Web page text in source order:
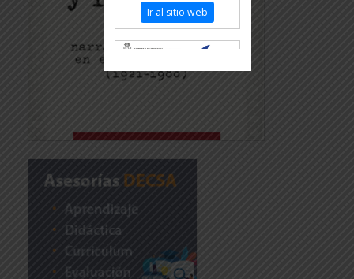
Ir al sitio web